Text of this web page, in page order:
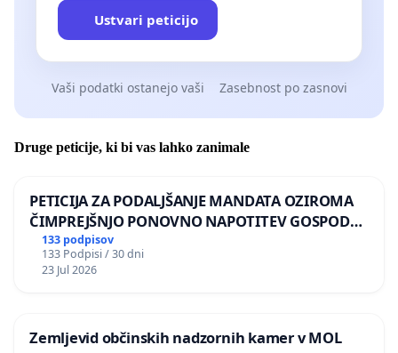
Ustvari peticijo
Vaši podatki ostanejo vaši Zasebnost po zasnovi
Druge peticije, ki bi vas lahko zanimale
PETICIJA ZA PODALJŠANJE MANDATA OZIROMA
ČIMPREJŠNJO PONOVNO NAPOTITEV GOSPODA
BERNARDA ŠRAJNERJA NA VELEPOSLANIŠTVO
REPUBLIKE SLOVENIJE V MOSKVI
133 podpisov
133 Podpisi / 30 dni
23 Jul 2026
Zemljevid občinskih nadzornih kamer v MOL